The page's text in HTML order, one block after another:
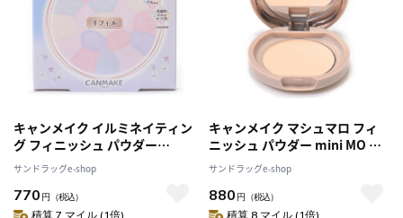
キャンメイク イルミネイティン
グ フィニッシュ パウダー
Abloom リフィル 01 ハイドレ
ンジアガーデン 6.5g
サンドラッグe-shop
770 円 （税込）
積算 7 マイル (1倍)
キャンメイク マシュマロ フィ
ニッシュ パウダー mini MO マ
ットオークル 5g
サンドラッグe-shop
880 円 （税込）
積算 8 マイル (1倍)